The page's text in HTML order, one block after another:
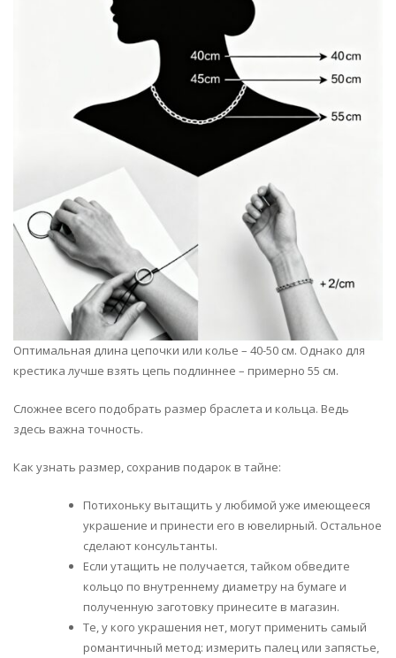
Оптимальная длина цепочки или колье – 40-50 см. Однако для
крестика лучше взять цепь подлиннее – примерно 55 см.
Сложнее всего подобрать размер браслета и кольца. Ведь
здесь важна точность.
Как узнать размер, сохранив подарок в тайне:
Потихоньку вытащить у любимой уже имеющееся
украшение и принести его в ювелирный. Остальное
сделают консультанты.
Если утащить не получается, тайком обведите
кольцо по внутреннему диаметру на бумаге и
полученную заготовку принесите в магазин.
Те, у кого украшения нет, могут применить самый
романтичный метод: измерить палец или запястье,